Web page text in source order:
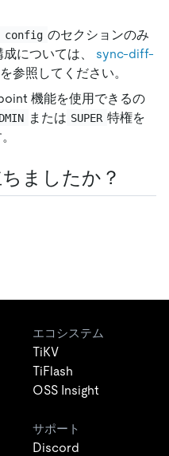
config のセクションのみ
については、 sync-diff-
を参照してください。
機能を使用できるの
または SUPER 特権を
ましたか？
エコシステム
TiKV
TiFlash
OSS Insight
サポート
Discord